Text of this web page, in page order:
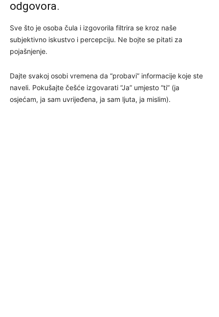
odgovora.
Sve što je osoba čula i izgovorila filtrira se kroz naše
subjektivno iskustvo i percepciju. Ne bojte se pitati za
pojašnjenje.
Dajte svakoj osobi vremena da “probavi” informacije koje ste
naveli. Pokušajte češće izgovarati “Ja” umjesto “ti” (ja
osjećam, ja sam uvrijeđena, ja sam ljuta, ja mislim).